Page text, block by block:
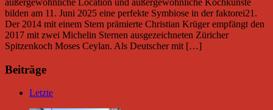
außergewöhnliche Location und außergewöhnliche Kochkünste
bilden am 11. Juni 2025 eine perfekte Symbiose in der faktorei21.
Der 2014 mit einem Stern prämierte Christian Krüger empfängt den
2017 mit zwei Michelin Sternen ausgezeichneten Züricher
Spitzenkoch Moses Ceylan. Als Deutscher mit […]
Beiträge
Letzte